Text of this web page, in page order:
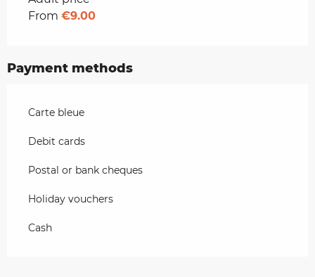
From €9.00
Payment methods
Carte bleue
Debit cards
Postal or bank cheques
Holiday vouchers
Cash